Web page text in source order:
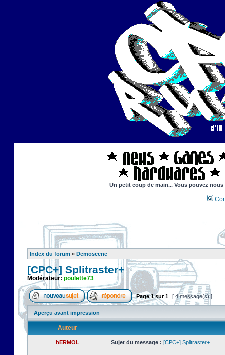
Un petit coup de main... Vous pouvez
Index du forum » Demoscene
[CPC+] Splitraster+
Modérateur: poulette73
Page1sur1 [ 4 message(s) ]
Aperçu avant impression
Auteur
hERMOL Sujet du message : [CPC+] Splitraster+